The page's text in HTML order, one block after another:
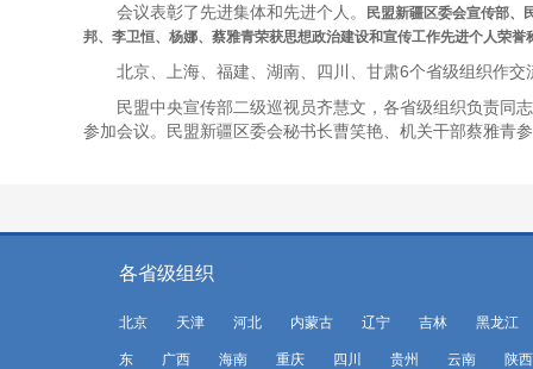
会议表彰了先进集体和先进个人。
民盟新疆区委会宣传部、
邦、李卫恒、杨娜、蔡雅青荣获思想政治建设和宣传工作先进个人荣誉
北京、上海、福建、湖南、四川、甘肃6个省级组织作
民盟中央宣传部二级巡视员齐慧文，各省级组织负责同
参加会议。民盟新疆区委会秘书长曹笑艳、机关干部蔡雅青
各省级组织
北京 天津 河北 内蒙古 辽宁 吉林 黑龙江
东 广西 海南 重庆 四川 贵州 云南 陕西